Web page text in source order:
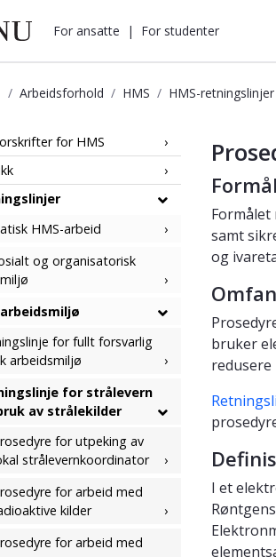
For ansatte | For studenter
Arbeidsforhold HMS HMS-retningslinjer
arbeid med
for HMS
HMS-arbeid
og organisatorisk
for fullt forsvarlig
arbeidsmiljø
for strålevern
av strålekilder
for utpeking av
strålevernkoordinator
for arbeid med
kilder
for arbeid med
Formål
samt
og
bruker
I et